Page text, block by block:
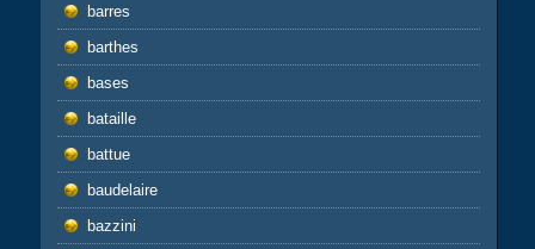
barres
barthes
bases
bataille
battue
baudelaire
bazzini